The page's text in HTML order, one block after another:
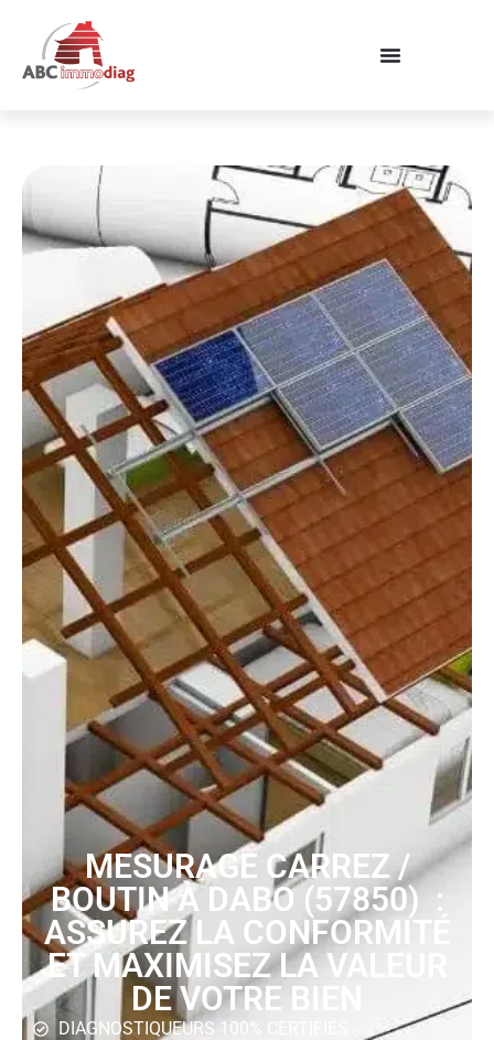
MESURAGE CARREZ /
BOUTIN À DABO (57850) :
ASSUREZ LA CONFORMITÉ
ET MAXIMISEZ LA VALEUR
DE VOTRE BIEN
DIAGNOSTIQUEURS 100% CERTIFIÉS